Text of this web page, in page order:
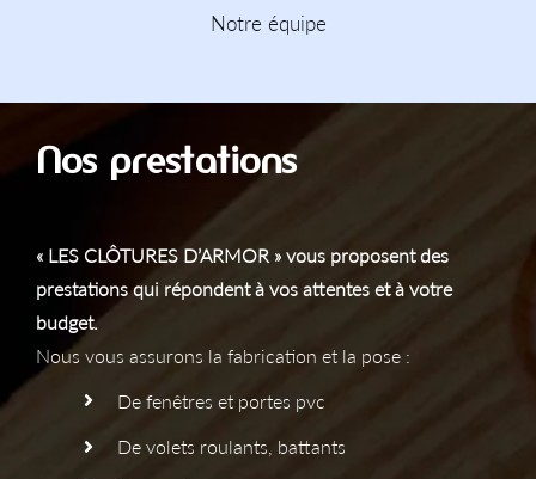
Notre équipe
Nos prestations
« LES CLÔTURES D’ARMOR » vous proposent des
prestations qui répondent à vos attentes et à votre
budget.
Nous vous assurons la fabrication et la pose :
De fenêtres et portes pvc
De volets roulants, battants